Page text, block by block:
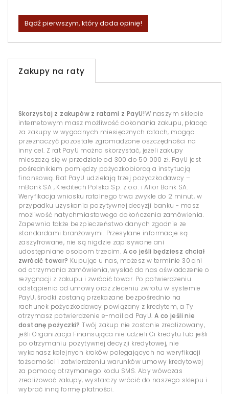
Bądź pierwszym, który doda opinię!
Zakupy na raty
Skorzystaj z zakupów z ratami z PayU!W naszym sklepie
internetowym masz możliwość dokonania zakupu, płacąc
za zakupy w wygodnych miesięcznych ratach, mogąc
przeznaczyć pozostałe zgromadzone oszczędności na
inny cel. Z rat PayU można skorzystać, jeżeli zakupy
mieszczą się w przedziale od 300 do 50 000 zł. PayU jest
pośrednikiem pomiędzy pożyczkobiorcą a instytucją
finansową. Rat PayU udzielają trzej pożyczkodawcy –
mBank SA , Kreditech Polska Sp. z o.o. i Alior Bank SA.
Weryfikacja wniosku ratalnego trwa zwykle do 2 minut, w
przypadku uzyskania pozytywnej decyzji banku - masz
możliwość natychmiastowego dokończenia zamówienia.
Zapewnia także bezpieczeństwo danych zgodnie ze
standardami branżowymi. Przesyłane informacje są
zaszyfrowane, nie są nigdzie zapisywane ani
udostępniane osobom trzecim. A co jeśli będziesz chciał
zwrócić towar? Kupując u nas, możesz w terminie 30 dni
od otrzymania zamówienia, wysłać do nas oświadczenie o
rezygnacji z zakupu i zwrócić towar. Po potwierdzeniu
odstąpienia od umowy oraz zleceniu zwrotu w systemie
PayU, środki zostaną przekazane bezpośrednio na
rachunek pożyczkodawcy powiązany z kredytem, a Ty
otrzymasz potwierdzenie e-mail od PayU. A co jeśli nie
dostanę pożyczki? Twój zakup nie zostanie zrealizowany,
jeśli Organizacja Finansująca nie udzieli Ci kredytu lub jeśli
po otrzymaniu pozytywnej decyzji kredytowej, nie
wykonasz kolejnych kroków polegających na weryfikacji
tożsamości i zatwierdzeniu warunków umowy kredytowej
za pomocą otrzymanego kodu SMS. Aby wówczas
zrealizować zakupy, wystarczy wrócić do naszego sklepu i
wybrać inną formę płatności.